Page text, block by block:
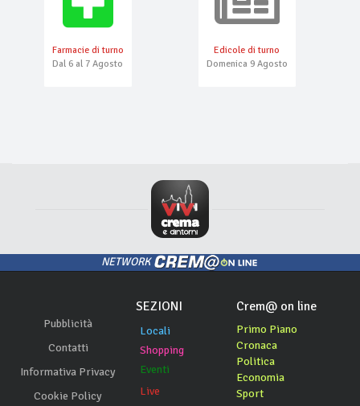
Farmacie di turno
Dal 6 al 7 Agosto
Edicole di turno
Domenica 9 Agosto
NETWORK
Pubblicità
Contatti
Informativa Privacy
Cookie Policy
SEZIONI
Locali
Shopping
Eventi
Live
Crem@ on line
Primo Piano
Cronaca
Politica
Economia
Sport